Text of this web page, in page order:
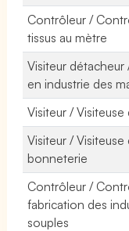
Contrôleur /
tissus au mètre
Visiteur détacheur
en industrie des
Visiteur /
Visiteur /
bonneterie
Contrôleur /
fabrication des
souples